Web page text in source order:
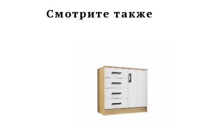
Смотрите также